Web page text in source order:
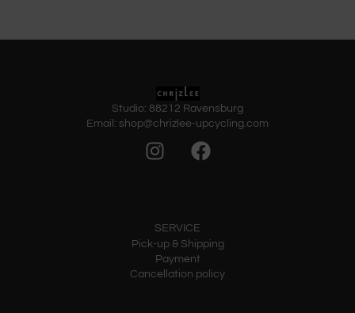
Studio: 88212 Ravensburg
Email: shop@chrizlee-upcycling.com
SERVICE
Pick-up & Shipping
Payment
Cancellation policy